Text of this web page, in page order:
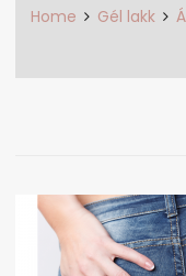
Home Gél lakk